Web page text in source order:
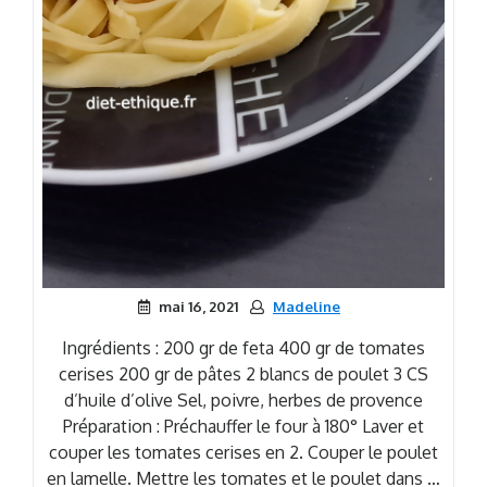
mai 16, 2021 Madeline
Ingrédients : 200 gr de feta 400 gr de tomates
cerises 200 gr de pâtes 2 blancs de poulet 3 CS
d’huile d’olive Sel, poivre, herbes de provence
Préparation : Préchauffer le four à 180° Laver et
couper les tomates cerises en 2. Couper le poulet
en lamelle. Mettre les tomates et le poulet dans …